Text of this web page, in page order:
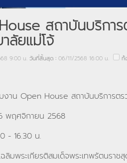
สถาบันบริกา
ลัยแม่โจ้
9:00 น. วันที่สิ้นสุด : 06/11/2568 16:00 น. ทั้
งาน Open House สถาบันบริการต
พฤศจิกายน 2568
- 16.30 น.
ลิมพระเกียรติสมเด็จพระเทพรัตนราช